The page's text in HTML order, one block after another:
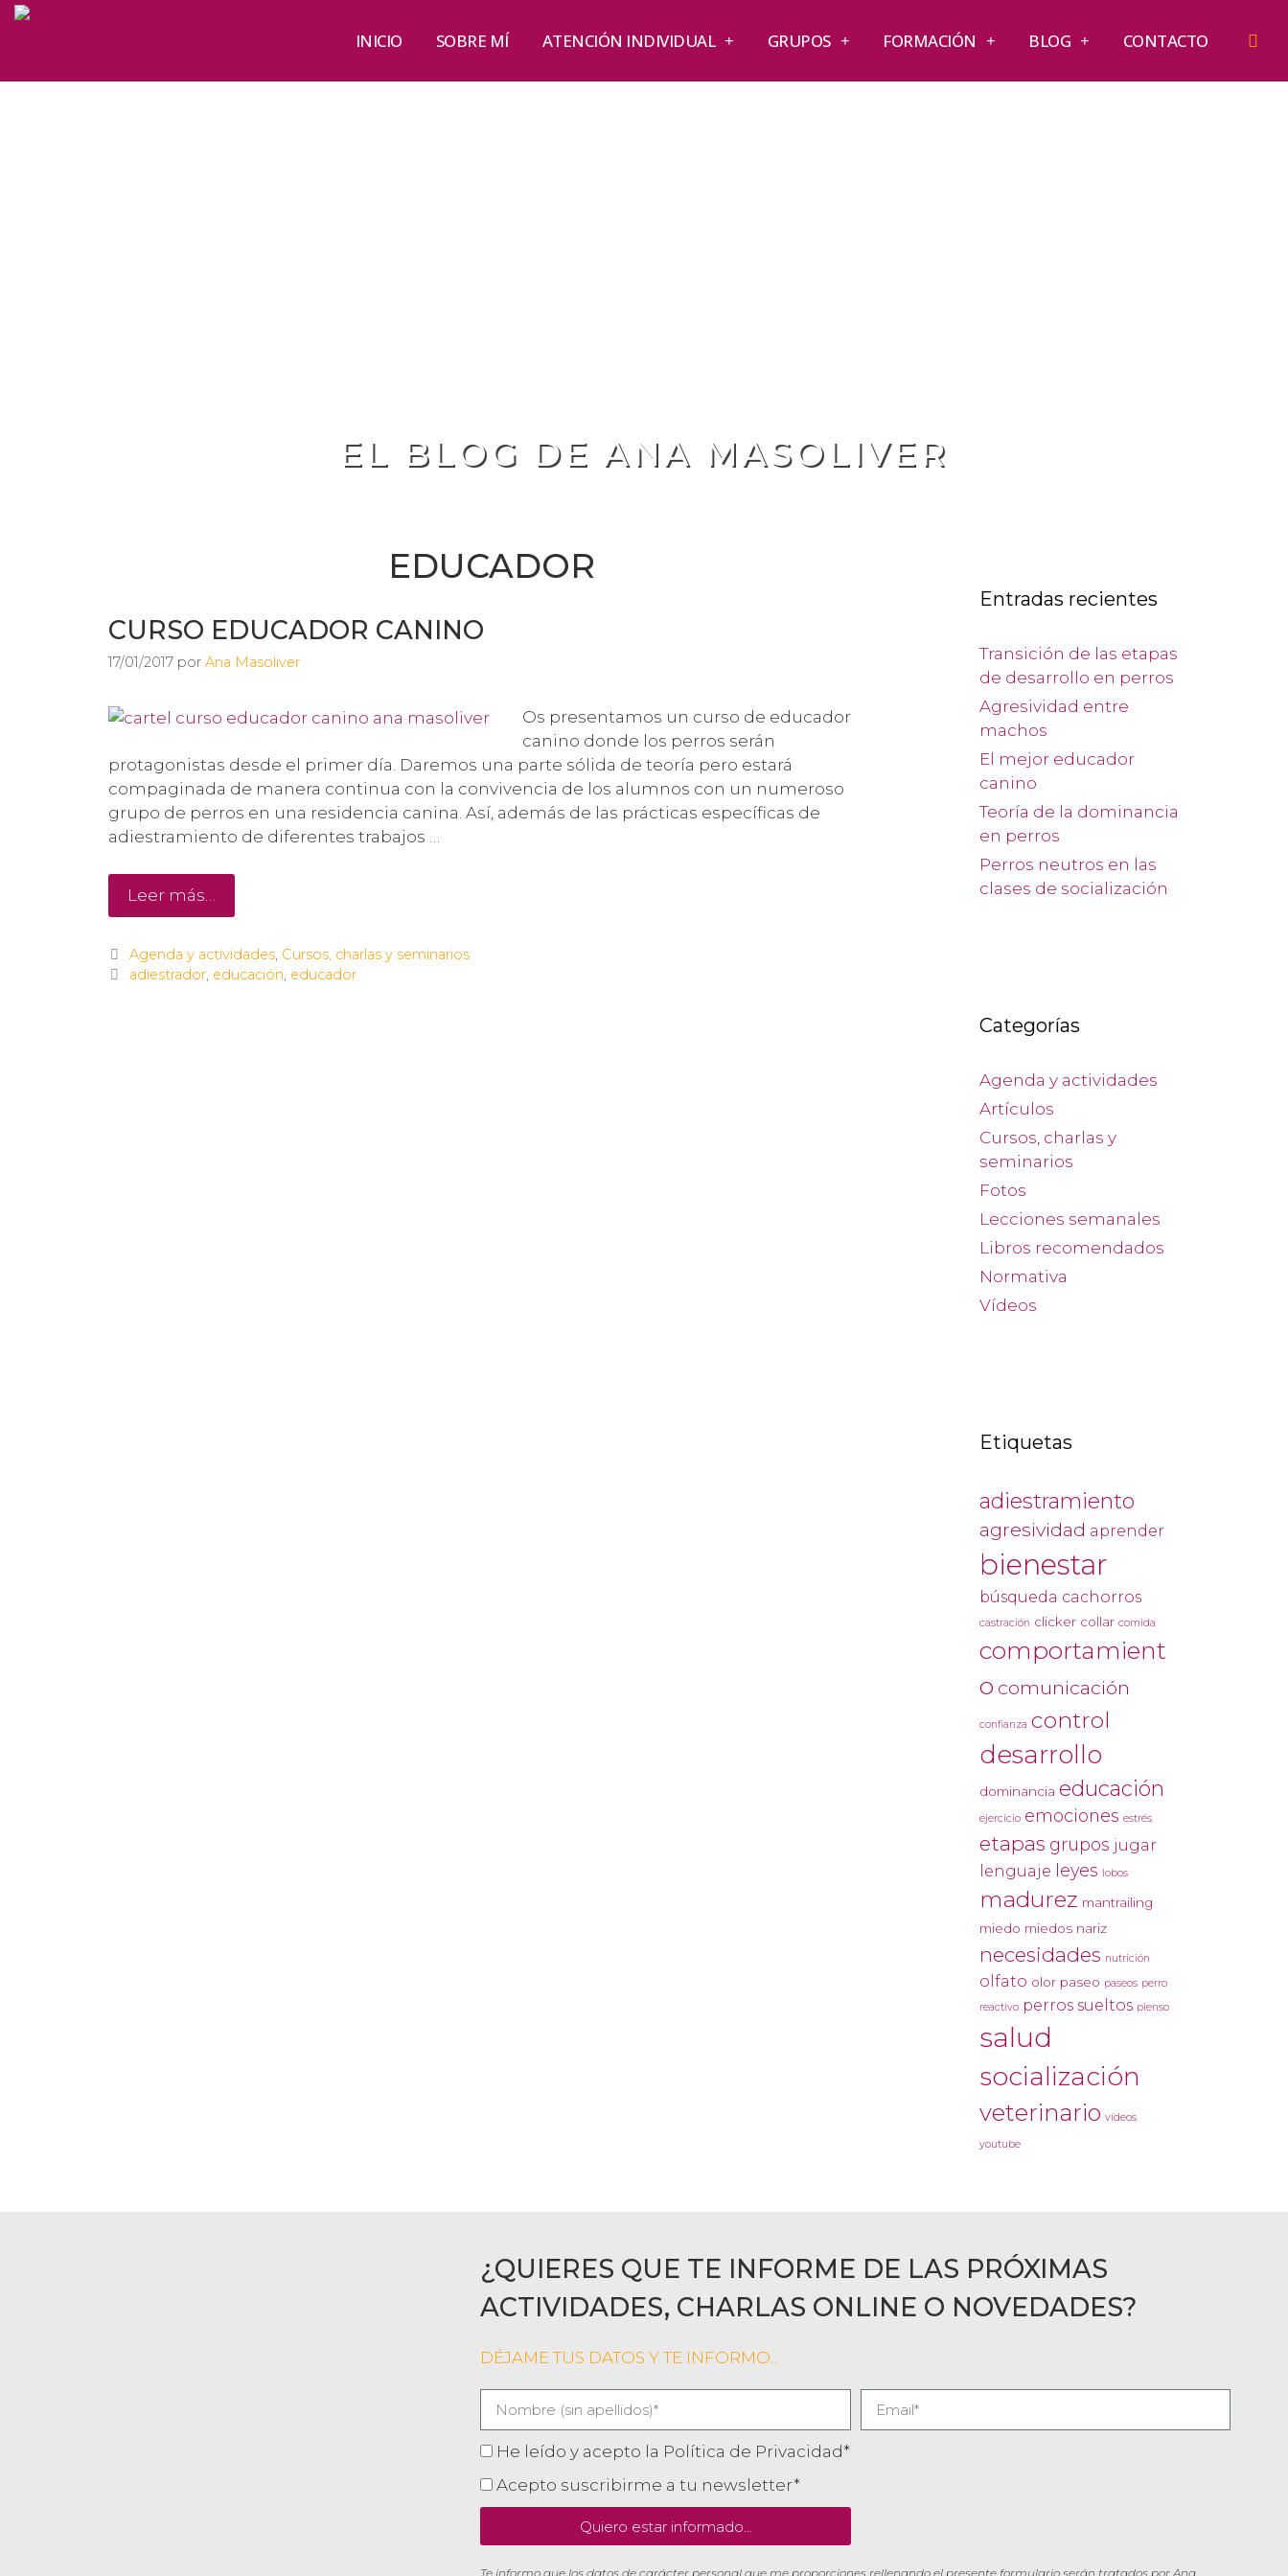
INICIO SOBRE MÍ ATENCIÓN INDIVIDUAL GRUPOS FORMACIÓN BLOG CONTACTO
EL BLOG DE ANA MASOLIVER
EDUCADOR
CURSO EDUCADOR CANINO
17/01/2017 por Ana Masoliver
Os presentamos un curso de educador
canino donde los perros serán
protagonistas desde el primer día. Daremos una parte sólida de teoría pero estará
compaginada de manera continua con la convivencia de los alumnos con un numeroso
grupo de perros en una residencia canina. Así, además de las prácticas específicas de
adiestramiento de diferentes trabajos …
Leer más…
Agenda y actividades, Cursos, charlas y seminarios
adiestrador, educación, educador
Entradas recientes
Transición de las etapas
de desarrollo en perros
Agresividad entre
machos
El mejor educador
canino
Teoría de la dominancia
en perros
Perros neutros en las
clases de socialización
Categorías
Agenda y actividades
Artículos
Cursos, charlas y
seminarios
Fotos
Lecciones semanales
Libros recomendados
Normativa
Vídeos
Etiquetas
adiestramiento
agresividad aprender
bienestar
búsqueda cachorros
castración clicker collar comida
comportamient
o comunicación
confianza control
desarrollo
dominancia educación
ejercicio emociones estrés
etapas grupos jugar
lenguaje leyes lobos
madurez mantrailing
miedo miedos nariz
necesidades nutrición
olfato olor paseo paseos perro
reactivo perros sueltos pienso
salud
socialización
veterinario vídeos
youtube
¿QUIERES QUE TE INFORME DE LAS PRÓXIMAS
ACTIVIDADES, CHARLAS ONLINE O NOVEDADES?
DÉJAME TUS DATOS Y TE INFORMO...
He leído y acepto la Política de Privacidad*
Acepto suscribirme a tu newsletter*
Quiero estar informado...
Te informo que los datos de carácter personal que me proporciones rellenando el presente formulario serán tratados por Ana